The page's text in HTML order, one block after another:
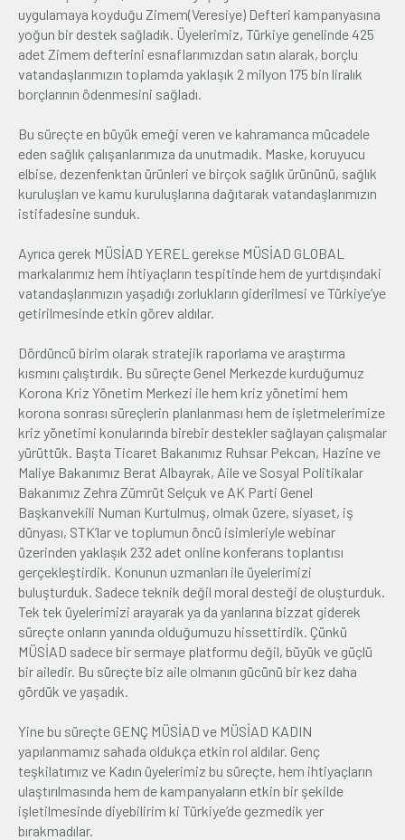
uygulamaya koyduğu Zimem(Veresiye) Defteri kampanyasına
yoğun bir destek sağladık. Üyelerimiz, Türkiye genelinde 425
adet Zimem defterini esnaflarımızdan satın alarak, borçlu
vatandaşlarımızın toplamda yaklaşık 2 milyon 175 bin liralık
borçlarının ödenmesini sağladı.
Bu süreçte en büyük emeği veren ve kahramanca mücadele
eden sağlık çalışanlarımıza da unutmadık. Maske, koruyucu
elbise, dezenfenktan ürünleri ve birçok sağlık ürününü, sağlık
kuruluşları ve kamu kuruluşlarına dağıtarak vatandaşlarımızın
istifadesine sunduk.
Ayrıca gerek MÜSİAD YEREL gerekse MÜSİAD GLOBAL
markalarımız hem ihtiyaçların tespitinde hem de yurtdışındaki
vatandaşlarımızın yaşadığı zorlukların giderilmesi ve Türkiye’ye
getirilmesinde etkin görev aldılar.
Dördüncü birim olarak stratejik raporlama ve araştırma
kısmını çalıştırdık. Bu süreçte Genel Merkezde kurduğumuz
Korona Kriz Yönetim Merkezi ile hem kriz yönetimi hem
korona sonrası süreçlerin planlanması hem de işletmelerimize
kriz yönetimi konularında birebir destekler sağlayan çalışmalar
yürüttük. Başta Ticaret Bakanımız Ruhsar Pekcan, Hazine ve
Maliye Bakanımız Berat Albayrak, Aile ve Sosyal Politikalar
Bakanımız Zehra Zümrüt Selçuk ve AK Parti Genel
Başkanvekili Numan Kurtulmuş, olmak üzere, siyaset, iş
dünyası, STK’lar ve toplumun öncü isimleriyle webinar
üzerinden yaklaşık 232 adet online konferans toplantısı
gerçekleştirdik. Konunun uzmanları ile üyelerimizi
buluşturduk. Sadece teknik değil moral desteği de oluşturduk.
Tek tek üyelerimizi arayarak ya da yanlarına bizzat giderek
süreçte onların yanında olduğumuzu hissettirdik. Çünkü
MÜSİAD sadece bir sermaye platformu değil, büyük ve güçlü
bir ailedir. Bu süreçte biz aile olmanın gücünü bir kez daha
gördük ve yaşadık.
Yine bu süreçte GENÇ MÜSİAD ve MÜSİAD KADIN
yapılanmamız sahada oldukça etkin rol aldılar. Genç
teşkilatımız ve Kadın üyelerimiz bu süreçte, hem ihtiyaçların
ulaştırılmasında hem de kampanyaların etkin bir şekilde
işletilmesinde diyebilirim ki Türkiye’de gezmedik yer
bırakmadılar.